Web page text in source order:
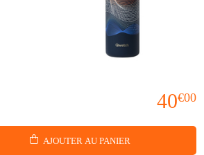
40€00
AJOUTER AU PANIER